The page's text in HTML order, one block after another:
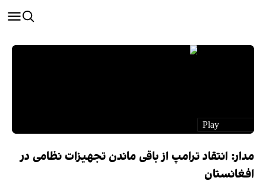
مدار: انتقاد ترامپ از باقی ماندن تجهیزات نظامی در
افغانستان